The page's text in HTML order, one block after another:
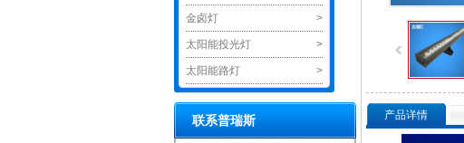
>
金卤灯
>
太阳能投光灯
>
太阳能路灯
联系普瑞斯 产品详情